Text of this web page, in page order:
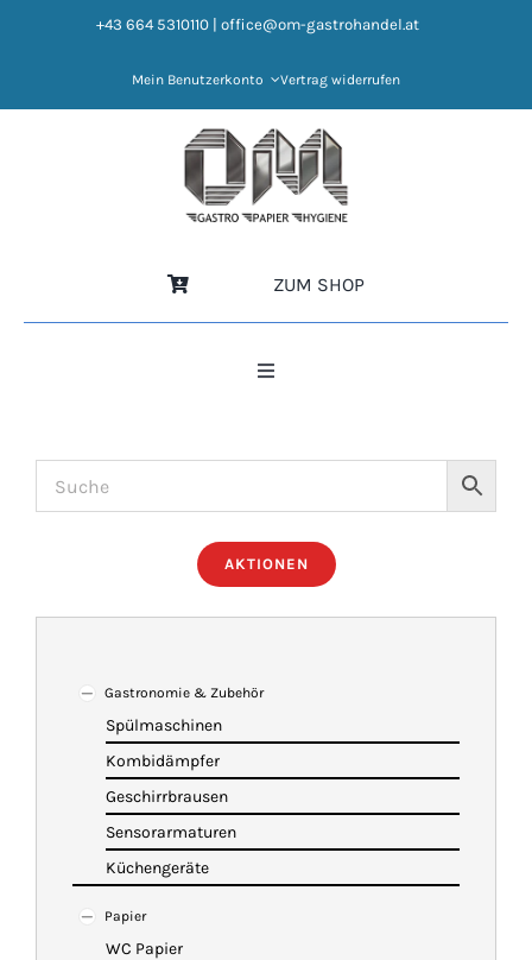
+43 664 5310110 office@om-gastrohandel.at
Mein Benutzerkonto Vertrag widerrufen
ZUM SHOP
Toggle
NEWS
ÜBER UNS
KATALOG
AKTIONEN
Gastronomie & Zubehör
Spülmaschinen
Kombidämpfer
Geschirrbrausen
Sensorarmaturen
Küchengeräte
Papier
WC Papier